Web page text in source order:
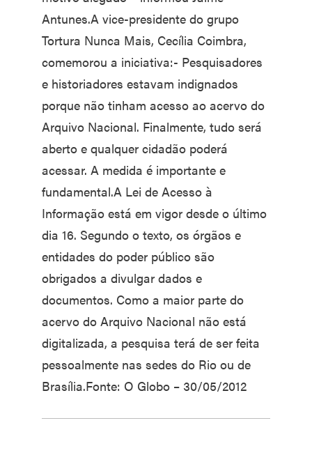
Antunes.A vice-presidente do grupo
Tortura Nunca Mais, Cecília Coimbra,
comemorou a iniciativa:- Pesquisadores
e historiadores estavam indignados
porque não tinham acesso ao acervo do
Arquivo Nacional. Finalmente, tudo será
aberto e qualquer cidadão poderá
acessar. A medida é importante e
fundamental.A Lei de Acesso à
Informação está em vigor desde o último
dia 16. Segundo o texto, os órgãos e
entidades do poder público são
obrigados a divulgar dados e
documentos. Como a maior parte do
acervo do Arquivo Nacional não está
digitalizada, a pesquisa terá de ser feita
pessoalmente nas sedes do Rio ou de
Brasília.Fonte: O Globo – 30/05/2012